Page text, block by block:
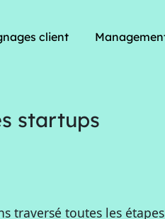
client
startups
traversé toutes les